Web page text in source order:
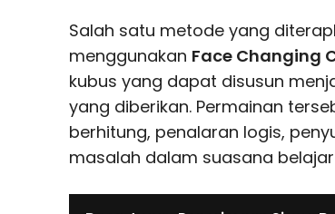
Salah satu metode yang
menggunakan Face Changing
kubus yang dapat disusun
yang diberikan. Permainan
berhitung, penalaran logis,
masalah dalam suasana